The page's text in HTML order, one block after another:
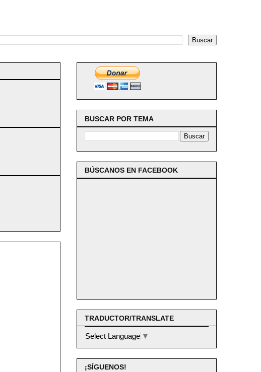
BUSCAR POR TEMA
BÚSCANOS EN FACEBOOK
TRADUCTOR/TRANSLATE
Select Language ▼
¡SÍGUENOS!